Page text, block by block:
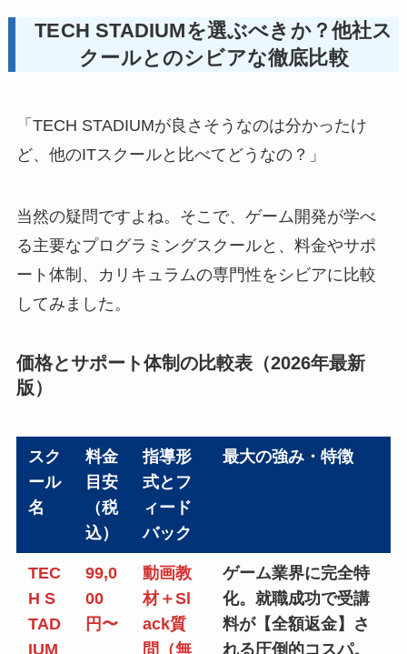
TECH STADIUMを選ぶべきか？他社ス
クールとのシビアな徹底比較
「TECH STADIUMが良さそうなのは分かったけ
ど、他のITスクールと比べてどうなの？」
当然の疑問ですよね。そこで、ゲーム開発が学べ
る主要なプログラミングスクールと、料金やサポ
ート体制、カリキュラムの専門性をシビアに比較
してみました。
価格とサポート体制の比較表（2026年最新
版）
スク
ール
名
料金
目安
（税
込）
指導形
式とフ
ィード
バック
最大の強み・特徴
TEC
H S
TAD
IUM
99,0
00
円〜
動画教
材＋Sl
ack質
問（無
ゲーム業界に完全特
化。就職成功で受講
料が【全額返金】さ
れる圧倒的コスパ。